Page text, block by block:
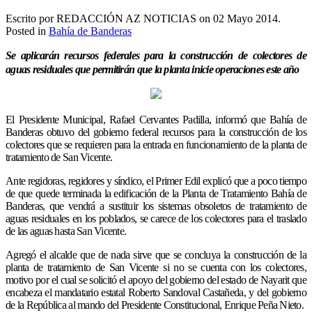
Escrito por REDACCIÓN AZ NOTICIAS on 02 Mayo 2014.
Posted in Bahía de Banderas
Se aplicarán recursos federales para la construcción de colectores de
aguas residuales que permitirán que la planta inicie operaciones este año
El Presidente Municipal, Rafael Cervantes Padilla, informó que Bahía de
Banderas obtuvo del gobierno federal recursos para la construcción de los
colectores que se requieren para la entrada en funcionamiento de la planta de
tratamiento de San Vicente.
Ante regidoras, regidores y síndico, el Primer Edil explicó que a poco tiempo
de que quede terminada la edificación de la Planta de Tratamiento Bahía de
Banderas, que vendrá a sustituir los sistemas obsoletos de tratamiento de
aguas residuales en los poblados, se carece de los colectores para el traslado
de las aguas hasta San Vicente.
Agregó el alcalde que de nada sirve que se concluya la construcción de la
planta de tratamiento de San Vicente si no se cuenta con los colectores,
motivo por el cual se solicitó el apoyo del gobierno del estado de Nayarit que
encabeza el mandatario estatal Roberto Sandoval Castañeda, y del gobierno
de la República al mando del Presidente Constitucional, Enrique Peña Nieto.